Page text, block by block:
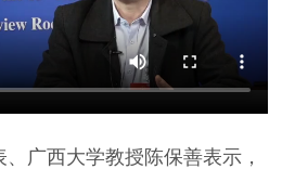
广西大学教授陈保善表示，